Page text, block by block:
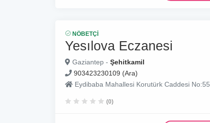
NÖBETÇI
Yesılova Eczanesi
Gaziantep - Şehitkamil
903423230109 (Ara)
Eydibaba Mahallesi Korutürk Caddesi No:55
(0)